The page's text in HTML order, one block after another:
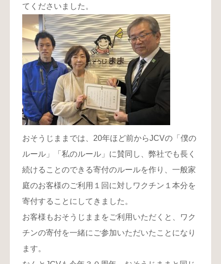
てくださいました。
おそうじままでは、20年ほど前からJCVの「僕の
ルール」「私のルール」に賛同し、弊社でも長く
続けることのできる寄付のルールを作り、一般家
庭のお客様のご利用１回に対しワクチン１本分を
寄付することにしてきました。
お客様もおそうじままをご利用いただくと、ワク
チンの寄付を一緒にご参加いただいたことになり
ます。